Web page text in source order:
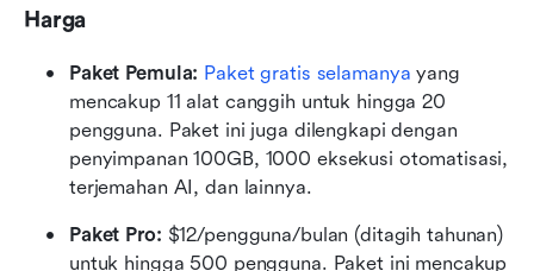
Harga
Paket Pemula: Paket gratis selamanya yang
mencakup 11 alat canggih untuk hingga 20
pengguna. Paket ini juga dilengkapi dengan
penyimpanan 100GB, 1000 eksekusi otomatisasi,
terjemahan AI, dan lainnya.
Paket Pro: $12/pengguna/bulan (ditagih tahunan)
untuk hingga 500 pengguna. Paket ini mencakup